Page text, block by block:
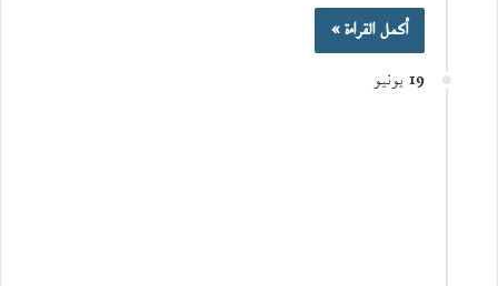
أكمل القراءة »
19 يونيو